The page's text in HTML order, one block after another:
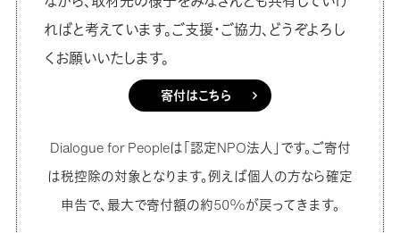
ればと考えています。ご支援・ご協力、どうぞよろし
くお願いいたします。
寄付はこちら
Dialogue for Peopleは「認定NPO法人」です。ご寄付
は税控除の対象となります。例えば個人の方なら確定
申告で、最大で寄付額の約50%が戻ってきます。